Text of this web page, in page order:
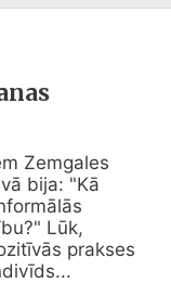
Zemgales
bija: "Kā
Lūk,
prakses